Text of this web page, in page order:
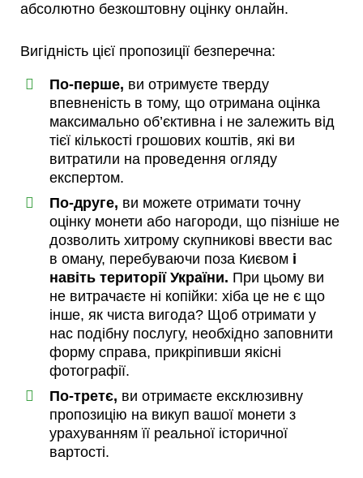
абсолютно безкоштовну оцінку онлайн.
Вигідність цієї пропозиції безперечна:
По-перше, ви отримуєте тверду
впевненість в тому, що отримана оцінка
максимально об’єктивна і не залежить від
тієї кількості грошових коштів, які ви
витратили на проведення огляду
експертом.
По-друге, ви можете отримати точну
оцінку монети або нагороди, що пізніше не
дозволить хитрому скупникові ввести вас
в оману, перебуваючи поза Києвом і
навіть території України. При цьому ви
не витрачаєте ні копійки: хіба це не є що
інше, як чиста вигода? Щоб отримати у
нас подібну послугу, необхідно заповнити
форму справа, прикріпивши якісні
фотографії.
По-третє, ви отримаєте ексклюзивну
пропозицію на викуп вашої монети з
урахуванням її реальної історичної
вартості.